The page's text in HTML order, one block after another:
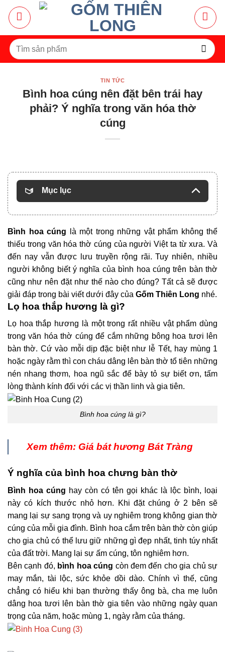
qua
dungTìm
kiếm:
TIN TỨC
Bình hoa cúng nên đặt bên trái hay
phải? Ý nghĩa trong văn hóa thờ
cúng
Mục lục
Bình hoa cúng là một trong những vật phẩm không thể
thiếu trong văn hóa thờ cúng của người Việt ta từ xưa. Và
đến nay vẫn được lưu truyền rộng rãi. Tuy nhiên, nhiều
người không biết ý nghĩa của bình hoa cúng trên bàn thờ
cũng như nên đặt như thế nào cho đúng? Tất cả sẽ được
giải đáp trong bài viết dưới đây của Gốm Thiên Long nhé.
Lọ hoa thắp hương là gì?
Lọ hoa thắp hương là một trong rất nhiều vật phẩm dùng
trong văn hóa thờ cúng để cắm những bông hoa tươi lên
bàn thờ. Cứ vào mỗi dịp đặc biệt như lễ Tết, hay mùng 1
hoặc ngày rằm thì con cháu dâng lên bàn thờ tổ tiên những
nén nhang thơm, hoa ngũ sắc để bày tỏ sự biết ơn, tấm
lòng thành kính đối với các vị thần linh và gia tiên.
Bình hoa cúng là gì?
Xem thêm: Giá bát hương Bát Tràng
Ý nghĩa của bình hoa chưng bàn thờ
Bình hoa cúng hay còn có tên gọi khác là lộc bình, loại
này có kích thước nhỏ hơn. Khi đặt chúng ở 2 bên sẽ
mang lại sự sang trọng và uy nghiêm trong không gian thờ
cúng của mỗi gia đình. Bình hoa cắm trên bàn thờ còn giúp
cho gia chủ có thể lưu giữ những gì đẹp nhất, tinh túy nhất
của đất trời. Mang lại sự ấm cúng, tôn nghiêm hơn.
Bên cạnh đó, bình hoa cúng còn đem đến cho gia chủ sự
may mắn, tài lộc, sức khỏe dồi dào. Chính vì thế, cũng
chẳng có hiểu khi bạn thường thấy ông bà, cha mẹ luôn
dâng hoa tươi lên bàn thờ gia tiên vào những ngày quan
trọng của năm, hoặc mùng 1, ngày rằm của tháng.